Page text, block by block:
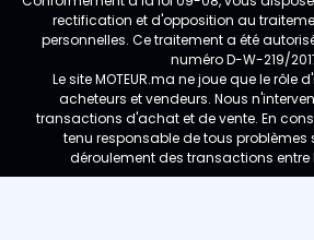
rectification et d'opposition au
personnelles. Ce traitement a été
numéro D-W-219/
Le site MOTEUR.ma ne joue que le rôle
acheteurs et vendeurs. Nous
transactions d'achat et de vente. En
tenu responsable de tous problèmes
déroulement des transactions entre